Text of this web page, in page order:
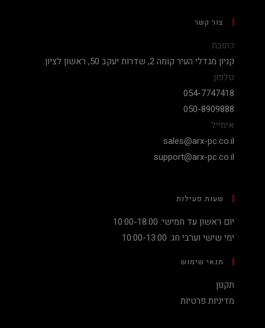
צור קשר
כתובת
קניון מגדלי העיר קומה 2, שדרות יעקב 50, ראשון לציון.
טלפון
054-7747418
050-8909888
אימייל
sales@arx-pc.co.il
support@arx-pc.co.il
שעות פעילות
יום ראשון עד חמישי: 10:00-18:00
ימי שישי וערבי חג: 10:00-13:00
תנאי שימוש
תקנון
מדיניות פרטיות